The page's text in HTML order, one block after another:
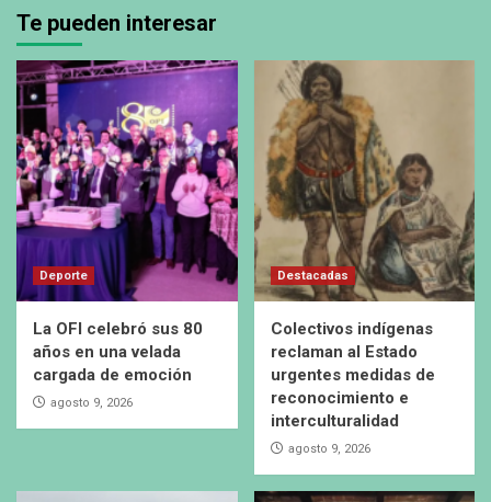
Te pueden interesar
Deporte
La OFI celebró sus 80
años en una velada
cargada de emoción
agosto 9, 2026
Destacadas
Colectivos indígenas
reclaman al Estado
urgentes medidas de
reconocimiento e
interculturalidad
agosto 9, 2026